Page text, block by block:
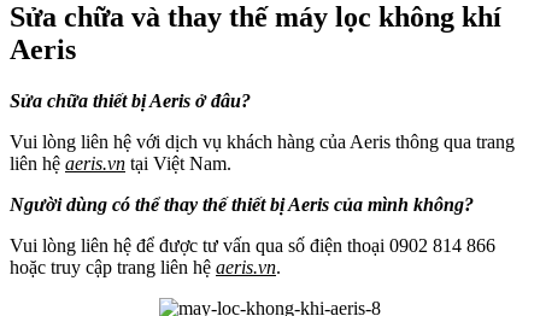
Sửa chữa và thay thế máy lọc không khí
Aeris
Sửa chữa thiết bị Aeris ở đâu?
Vui lòng liên hệ với dịch vụ khách hàng của Aeris thông qua trang
liên hệ aeris.vn tại Việt Nam.
Người dùng có thể thay thế thiết bị Aeris của mình không?
Vui lòng liên hệ để được tư vấn qua số điện thoại 0902 814 866
hoặc truy cập trang liên hệ aeris.vn.